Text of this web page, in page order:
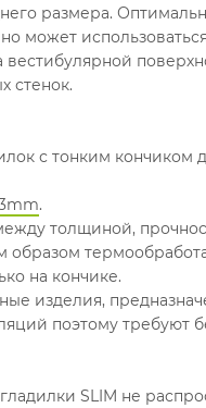
размера.
может
стенок.
с тонким кончиком
.
толщиной,
образом
на кончике.
изделия,
поэтому требуют
SLIM не